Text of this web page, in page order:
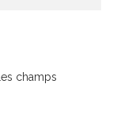
Les champs